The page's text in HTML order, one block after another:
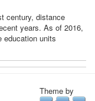
century, distance
years. As of 2016,
education units
Theme by